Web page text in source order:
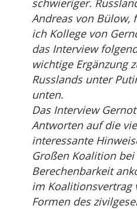
schwieriger.
Andreas von Bülow,
ich Kollege von
das Interview
wichtige Ergänzung
Russlands unter
unten.
Das Interview
Antworten auf die
interessante
Großen Koalition
Berechenbarkeit
im Koalitionsvertrag
Formen des